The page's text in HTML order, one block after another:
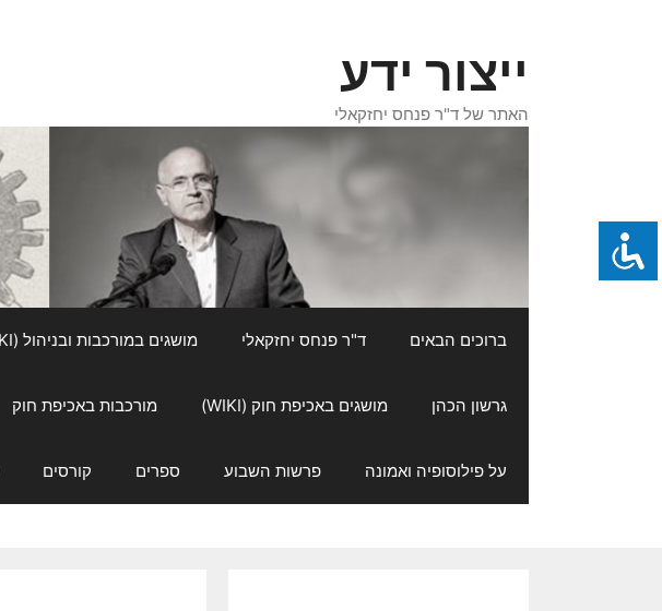
ייצור ידע
האתר של ד"ר פנחס יחזקאלי
ברוכים הבאים ד"ר פנחס יחזקאלי מושגים במורכבות ובניהול (WIKI)
גרשון הכהן מושגים באכיפת חוק (WIKI) מורכבות באכיפת חוק
על פילוסופיה ואמונה פרשות השבוע ספרים קורסים